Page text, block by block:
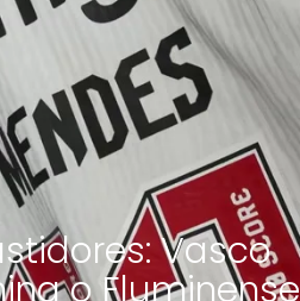
Vasco
o Fluminense